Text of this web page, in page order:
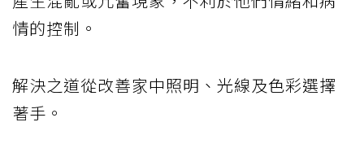
情的控制。
解決之道從改善家中照明、光線及色彩選擇
著手。